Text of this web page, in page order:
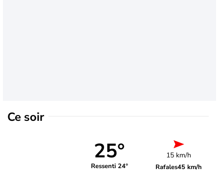
Ce soir
25°
Ressenti 24°
15 km/h
Rafales45 km/h